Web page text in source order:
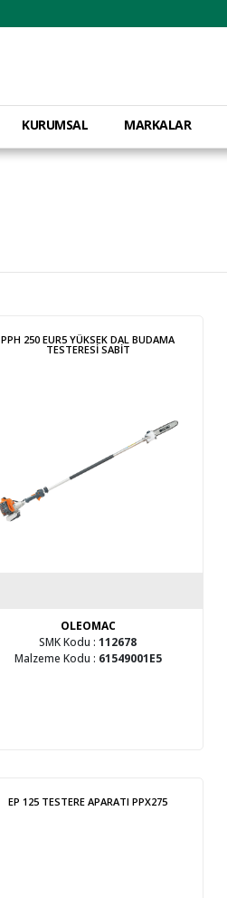
KURUMSAL MARKALAR
PPH 250 EUR5 YÜKSEK DAL BUDAMA
TESTERESİ SABİT
OLEOMAC
SMK Kodu :112678
Malzeme Kodu : 61549001E5
EP 125 TESTERE APARATI PPX275